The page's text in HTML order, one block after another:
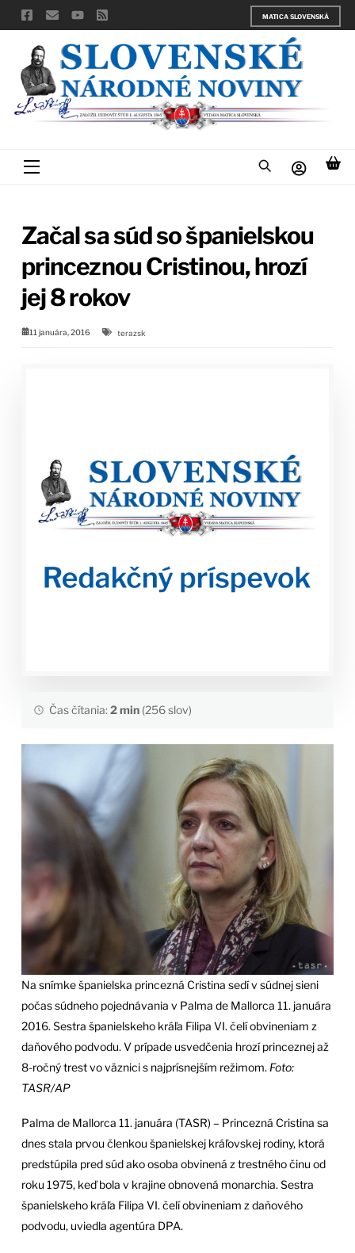
Skip
to
content
MATICA SLOVENSKÁ
Menu
Začal sa súd so španielskou
princeznou Cristinou, hrozí
jej 8 rokov
11 januára, 2016 terazsk
Čas čítania:2 min(256 slov)
Na snímke španielska princezná Cristina sedí v súdnej sieni
počas súdneho pojednávania v Palma de Mallorca 11. januára
2016. Sestra španielskeho kráľa Filipa VI. čelí obvineniam z
daňového podvodu. V prípade usvedčenia hrozí princeznej až
8-ročný trest vo väznici s najprísnejším režimom. Foto:
TASR/AP
Palma de Mallorca 11. januára (TASR) – Princezná Cristina sa
dnes stala prvou členkou španielskej kráľovskej rodiny, ktorá
predstúpila pred súd ako osoba obvinená z trestného činu od
roku 1975, keď bola v krajine obnovená monarchia. Sestra
španielskeho kráľa Filipa VI. čelí obvineniam z daňového
podvodu, uviedla agentúra DPA.